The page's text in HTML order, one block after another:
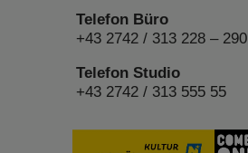
Telefon Büro
+43 2742 / 313 228 – 290
Telefon Studio
+43 2742 / 313 555 55